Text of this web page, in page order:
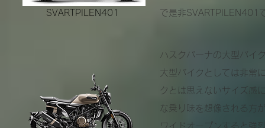
SVARTPILEN401
で是非SVARTPILEN401
ハスクバーナの大型バイ
大型バイクとしては非常
クとは思えないサイズ感
な乗り味を想像される方
ワイドオープンすると強